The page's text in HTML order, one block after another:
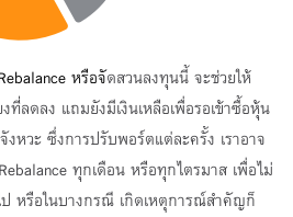
หรือจัดสวนลงทุนนี้ จะช่วยให้
ที่ลดลง แถมยังมีเงินเหลือเพื่อรอเข้าซื้อหุ้น
หวะ ซึ่งการปรับพอร์ตแต่ละครั้ง เราอาจ
ทุกเดือน หรือทุกไตรมาส เพื่อไม่
หรือในบางกรณี เกิดเหตุการณ์สำคัญก็